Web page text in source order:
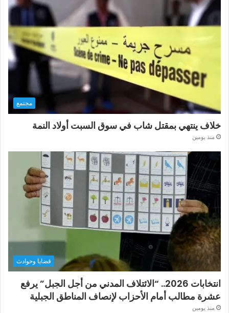
مجتمع
خلاف ينتهي بمقتل شاب في سوق السبت أولاد النمة
منذ يومين
قضايا وحوادث
انتخابات 2026.. “الائتلاف المدني من أجل الجبل” يرفع
عشرة مطالب أمام الأحزاب لإنصاف المناطق الجبلية
منذ يومين